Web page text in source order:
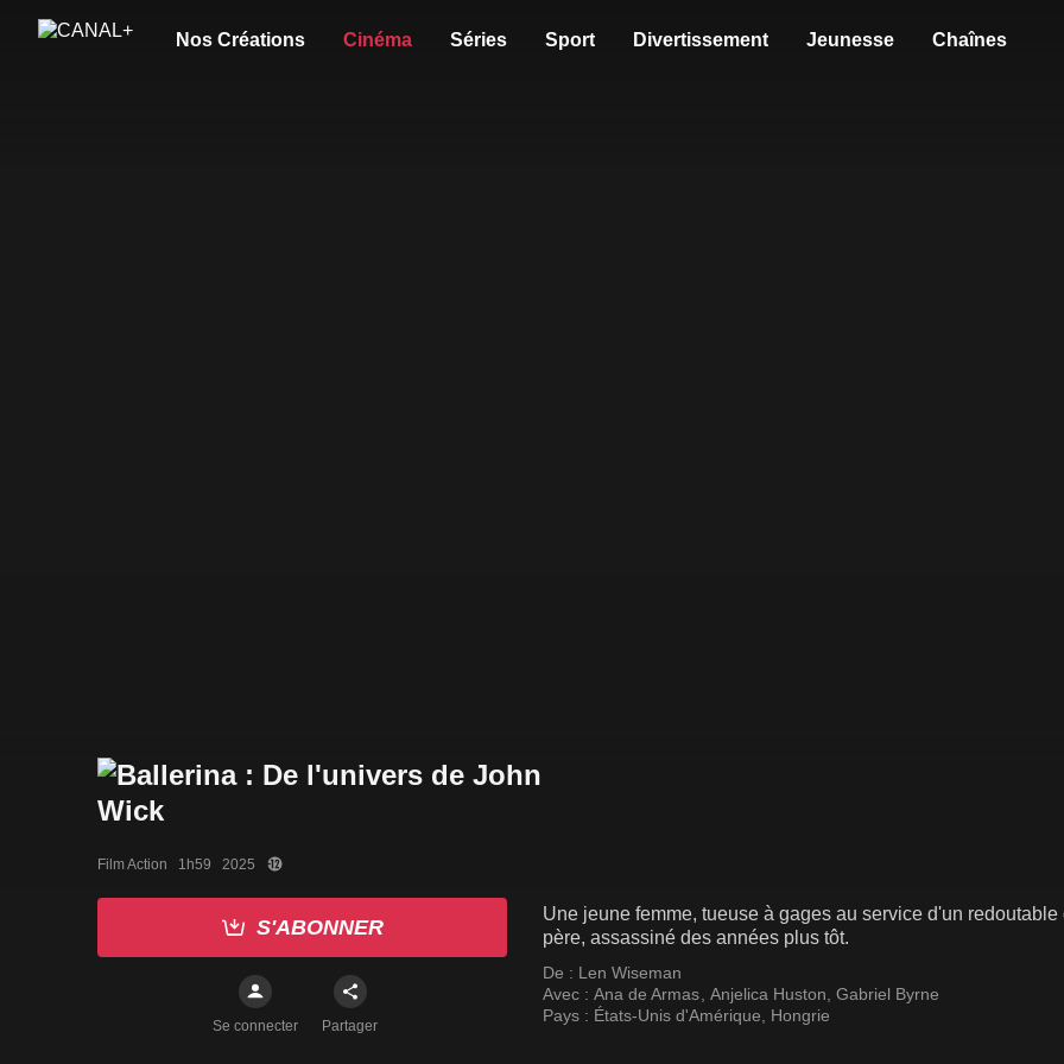
Nos Créations Cinéma Séries Sport Divertissement Jeunesse Chaînes
Film Action   1h59   2025
S'ABONNER
Se connecter Partager
Une jeune femme, tueuse à gages au service d'un
père, assassiné des années plus tôt.
De : Len Wiseman
Avec : Ana de Armas Anjelica Huston Gabriel Byrne
Pays : États-Unis d'Amérique Hongrie